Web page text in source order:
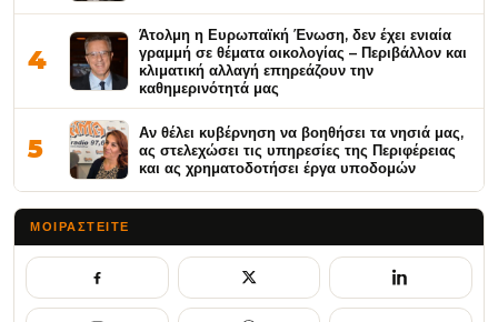
4
Άτολμη η Ευρωπαϊκή Ένωση, δεν έχει ενιαία
γραμμή σε θέματα οικολογίας – Περιβάλλον και
κλιματική αλλαγή επηρεάζουν την
καθημερινότητά μας
5
Αν θέλει κυβέρνηση να βοηθήσει τα νησιά μας,
ας στελεχώσει τις υπηρεσίες της Περιφέρειας
και ας χρηματοδοτήσει έργα υποδομών
ΜΟΙΡΑΣΤΕΊΤΕ